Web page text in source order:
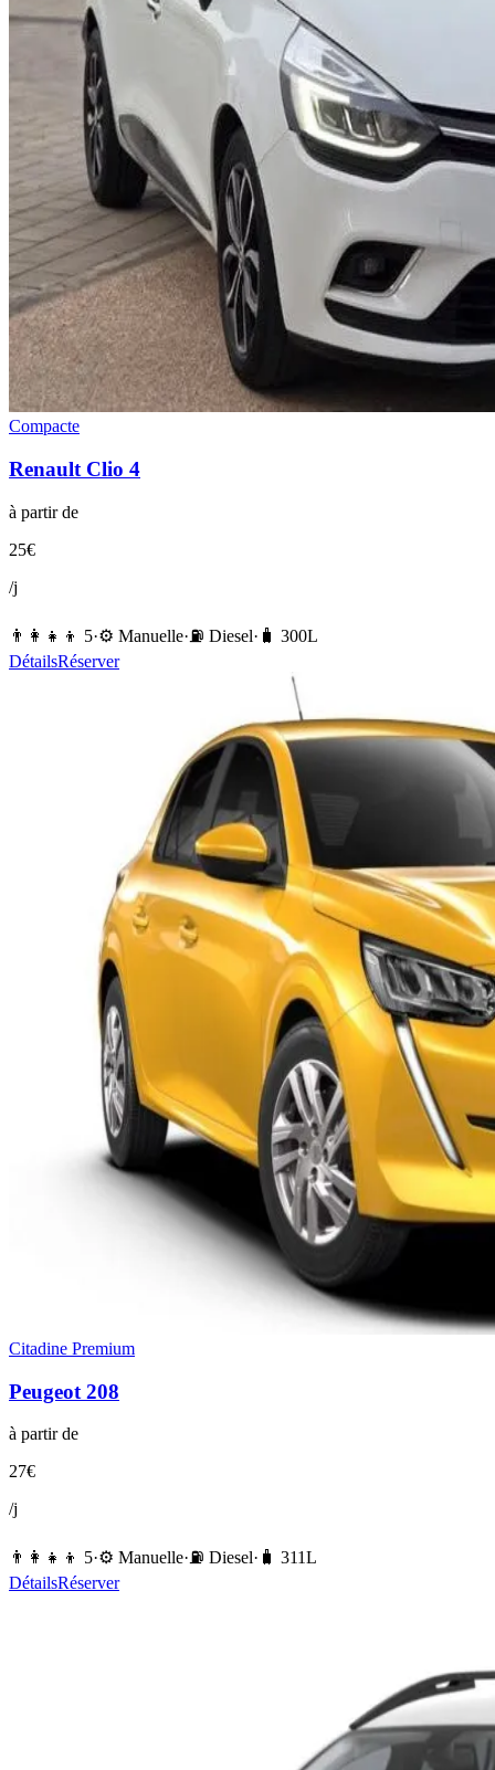
Compacte
Renault Clio 4
à partir de
25€
/j
👨‍👩‍👧‍👦 5·⚙️ Manuelle·⛽️ Diesel· 🧳 300L
DétailsRéserver
Citadine Premium
Peugeot 208
à partir de
27€
/j
👨‍👩‍👧‍👦 5·⚙️ Manuelle·⛽️ Diesel· 🧳 311L
DétailsRéserver